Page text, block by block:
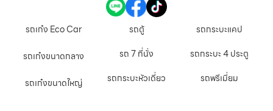
รถเก๋ง Eco Car
รถเก๋งขนาดกลาง
รถเก๋งขนาดใหญ่
รถตู้
รถ 7 ที่นั่ง
รถกระบะหัวเดี่ยว
รถกระบะแคป
รถกระบะ 4 ประตู
รถพรีเมี่ยม